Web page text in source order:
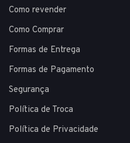
Como revender
Como Comprar
Formas de Entrega
Formas de Pagamento
Segurança
Política de Troca
Política de Privacidade